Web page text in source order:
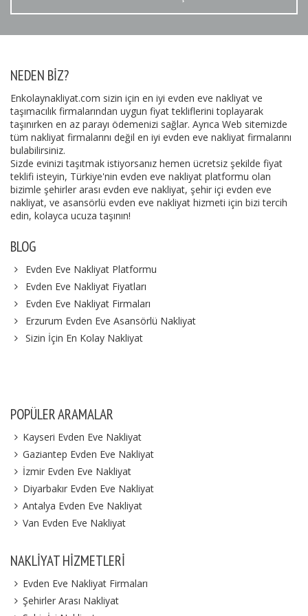
NEDEN BIZ?
Enkolaynakliyat.com sizin için en iyi evden eve nakliyat ve
taşımacılık firmalarından uygun fiyat tekliflerini toplayarak
taşınırken en az parayı ödemenizi sağlar. Ayrıca Web sitemizde
tüm nakliyat firmalarını değil en iyi evden eve nakliyat firmalarını
bulabilirsiniz.
Sizde evinizi taşıtmak istiyorsanız hemen ücretsiz şekilde fiyat
teklifi isteyin, Türkiye'nin evden eve nakliyat platformu olan
bizimle şehirler arası evden eve nakliyat, şehir içi evden eve
nakliyat, ve asansörlü evden eve nakliyat hizmeti için bizi tercih
edin, kolayca ucuza taşının!
BLOG
Evden Eve Nakliyat Platformu
Evden Eve Nakliyat Fiyatları
Evden Eve Nakliyat Firmaları
Erzurum Evden Eve Asansörlü Nakliyat
Sizin İçin En Kolay Nakliyat
POPÜLER ARAMALAR
Kayseri Evden Eve Nakliyat
Gaziantep Evden Eve Nakliyat
İzmir Evden Eve Nakliyat
Diyarbakır Evden Eve Nakliyat
Antalya Evden Eve Nakliyat
Van Evden Eve Nakliyat
NAKLIYAT HIZMETLERI
Evden Eve Nakliyat Firmaları
Şehirler Arası Nakliyat